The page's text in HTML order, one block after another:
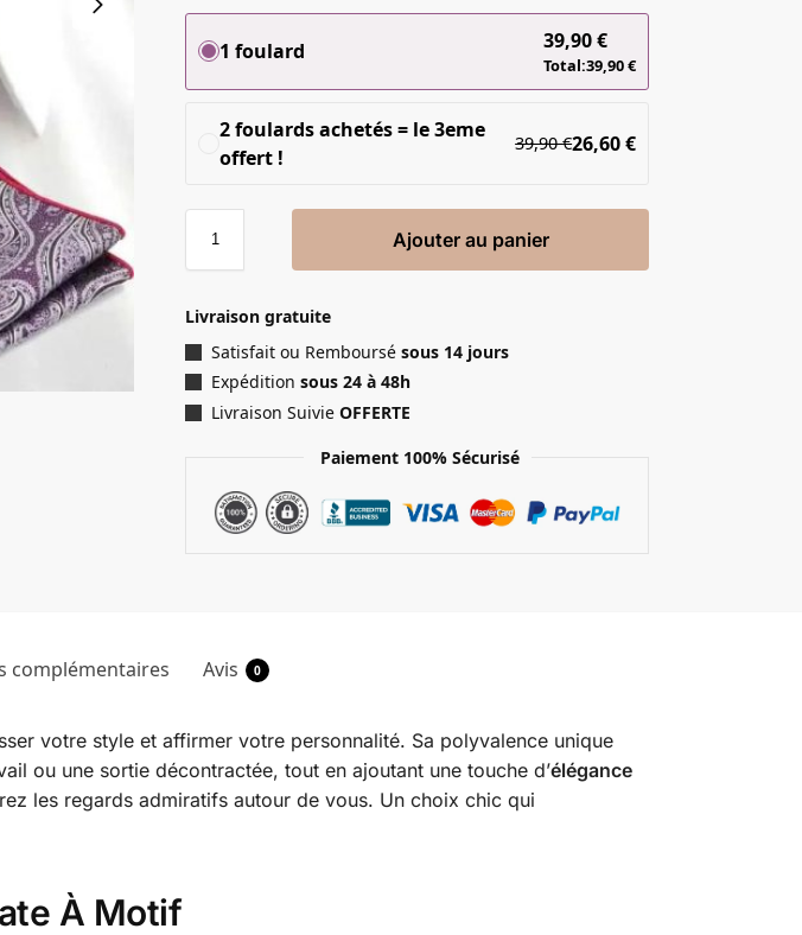
1 foulard 39,90€
Total:39,90€
2 foulards achetés = le 3eme
offert !
39,90€26,60€
Ajouter au panier
Livraison gratuite
Satisfait ou Remboursésous 14 jours
Expédition sous 24 à 48h
Livraison SuivieOFFERTE
Paiement 100% Sécurisé
complémentaires Avis 0
votre style et affirmer votre personnalité. Sa polyvalence unique
ou une sortie décontractée, tout en ajoutant une touche d’élégance
les regards admiratifs autour de vous. Un choix chic qui
À Motif